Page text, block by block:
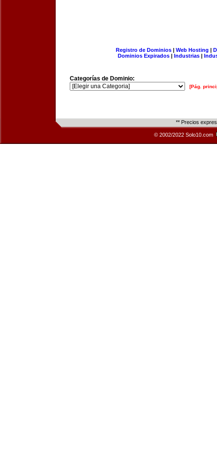
Registro de Dominios| Web Hosting |
Dominios Expirados | Industrias |
Categorías de Dominio:
[Pág.
** Precios
© 2002/2022 Solo10.com